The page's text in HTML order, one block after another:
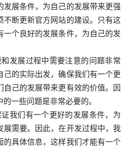
展条件，为自己的发展带来更强
不断更新官方网站的建设。只有这
个良好的发展条件，为自己的发
和发展过程中需要注意的问题非常
己的实际出发，确保我们有一个更
己的发展带来更有效的价值。因
的一些问题是非常必要的。
展需要。因此，在开发过程中，我
具体信息，这样我们才能有一个